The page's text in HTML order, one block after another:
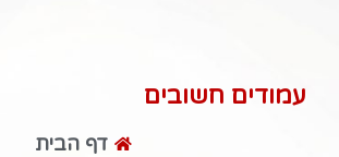
עמודים חשובים
דף הבית